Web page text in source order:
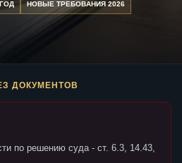
НОВЫЕ ТРЕБОВАНИЯ 2026
ДОКУМЕНТОВ
по решению суда - ст. 6.3, 14.43,